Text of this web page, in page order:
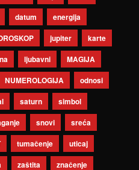
datum
energija
jupiter
karte
ljubavni
MAGIJA
NUMEROLOGIJA
odnosi
saturn
simbol
snovi
sreća
tumačenje
uticaj
zaštita značenje